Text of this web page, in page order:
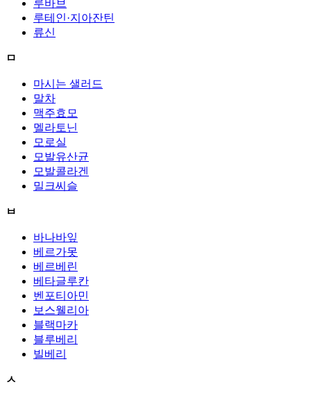
루바브
루테인·지아잔틴
류신
ㅁ
마시는 샐러드
말차
맥주효모
멜라토닌
모로실
모발유산균
모발콜라겐
밀크씨슬
ㅂ
바나바잎
베르가못
베르베린
베타글루칸
벤포티아민
보스웰리아
블랙마카
블루베리
빌베리
ㅅ